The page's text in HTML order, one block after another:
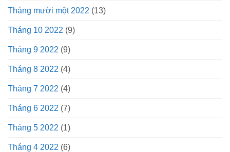
Tháng mười một 2022 (13)
Tháng 10 2022 (9)
Tháng 9 2022 (9)
Tháng 8 2022 (4)
Tháng 7 2022 (4)
Tháng 6 2022 (7)
Tháng 5 2022 (1)
Tháng 4 2022 (6)